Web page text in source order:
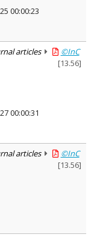
00:00:23
articles
©InC
[13.56]
00:00:31
articles
©InC
[13.56]